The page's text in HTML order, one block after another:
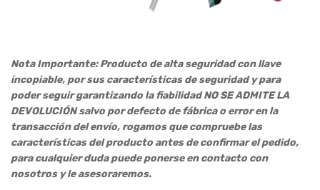
Nota Importante: Producto de alta seguridad con llave
incopiable, por sus características de seguridad y para
poder seguir garantizando la fiabilidad NO SE ADMITE LA
DEVOLUCIÓN salvo por defecto de fábrica o error en la
transacción del envío, rogamos que compruebe las
características del producto antes de confirmar el pedido,
para cualquier duda puede ponerse en contacto con
nosotros y le asesoraremos.